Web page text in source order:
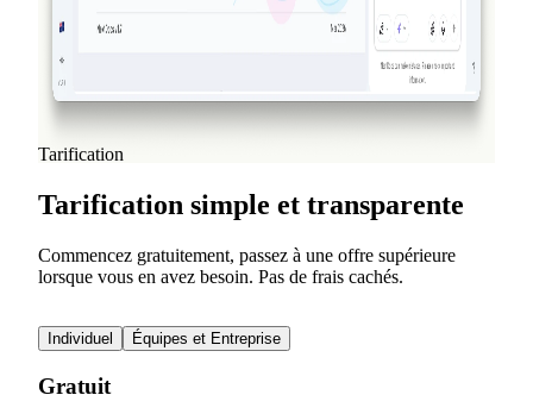
n'importe quel objet de vos présentations. NextDocs v1.7.0
apporte les animations de mouvement, l'export vidéo et une
expérience marketing repensée.
Lire la suite
Voir tous les articles du blog
Tarification
Tarification simple et transparente
Commencez gratuitement, passez à une offre supérieure
lorsque vous en avez besoin. Pas de frais cachés.
Individuel Équipes et Entreprise
Gratuit